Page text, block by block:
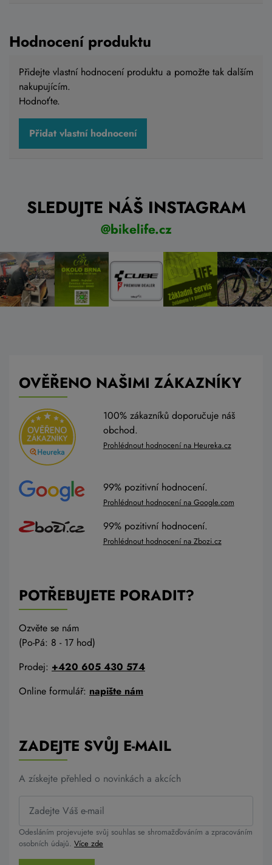
Hodnocení produktu
Přidejte vlastní hodnocení produktu a pomožte tak dalším
nakupujícím.
Hodnoťte.
Přidat vlastní hodnocení
SLEDUJTE NÁŠ INSTAGRAM
@bikelife.cz
OVĚŘENO NAŠIMI ZÁKAZNÍKY
100% zákazníků doporučuje náš
obchod.
Prohlédnout hodnocení na Heureka.cz
99% pozitivní hodnocení.
Prohlédnout hodnocení na Google.com
99% pozitivní hodnocení.
Prohlédnout hodnocení na Zbozi.cz
POTŘEBUJETE PORADIT?
Ozvěte se nám
(Po-Pá: 8 - 17 hod)
Prodej: +420 605 430 574
Online formulář: napište nám
ZADEJTE SVŮJ E-MAIL
A získejte přehled o novinkách a akcích
Odesláním projevujete svůj souhlas se shromažďováním a zpracováním
osobních údajů. Více zde